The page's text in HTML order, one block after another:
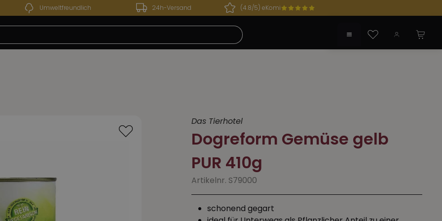
13.07.2026 bis 24.07.2026 - Unser Werksverkauf bleibt geöffnet!
Umweltfreundlich 24h-Versand (4.8/5) eKomi
Du hast 0 Produkte auf dem
Das Tierhotel
Dogreform Gemüse gelb
PUR 410g
Artikelnr. S79000
schonend gegart